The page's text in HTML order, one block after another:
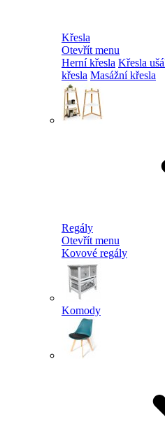
Křesla
Otevřít menu
Herní křesla Křesla
křesla Masážní křesla
Regály
Otevřít menu
Kovové regály
Komody